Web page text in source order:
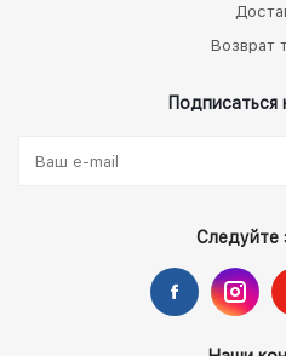
Возврат
Подписаться
Следуйте